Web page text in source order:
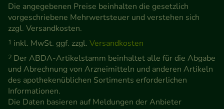
den Inhalt auf unserer Website aber auch die
Werbung auf Drittseiten möglichst relevant für Sie
zu gestalten. Bitte beachten Sie, dass Daten hierfür
teilweise an Dritte wie z.B. Google oder soziale
Medien übertragen werden.
Die angegebenen Preise beinhalten die gesetzlich
vorgeschriebene Mehrwertsteuer und verstehen sich
zzgl. Versandkosten.
1 inkl. MwSt. ggf. zzgl. Versandkosten
2 Der ABDA-Artikelstamm beinhaltet alle für die Abgabe
und Abrechnung von Arzneimitteln und anderen Artikeln
des apothekenüblichen Sortiments erforderlichen
Informationen.
Die Daten basieren auf Meldungen der Anbieter